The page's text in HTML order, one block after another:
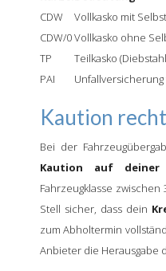
CDW
Vollkasko mit
CDW/0Vollkasko ohne
TP
Teilkasko
PAI
Unfallversicherung
Kaution
Bei der
Kaution auf deiner
Fahrzeugklasse
Stell sicher, dass dein
zum Abholtermin
Anbieter die Herausgabe